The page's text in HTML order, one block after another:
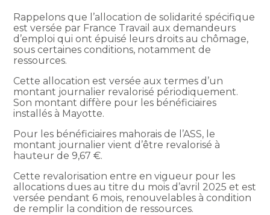
Rappelons que l’allocation de solidarité spécifique
est versée par France Travail aux demandeurs
d’emploi qui ont épuisé leurs droits au chômage,
sous certaines conditions, notamment de
ressources.
Cette allocation est versée aux termes d’un
montant journalier revalorisé périodiquement.
Son montant diffère pour les bénéficiaires
installés à Mayotte.
Pour les bénéficiaires mahorais de l’ASS, le
montant journalier vient d’être revalorisé à
hauteur de 9,67 €.
Cette revalorisation entre en vigueur pour les
allocations dues au titre du mois d’avril 2025 et est
versée pendant 6 mois, renouvelables à condition
de remplir la condition de ressources.